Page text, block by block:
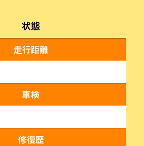
状態
走行距離
車検
修復歴